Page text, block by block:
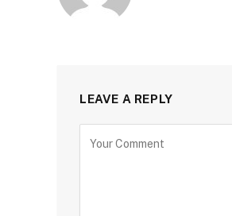
LEAVE A REPLY